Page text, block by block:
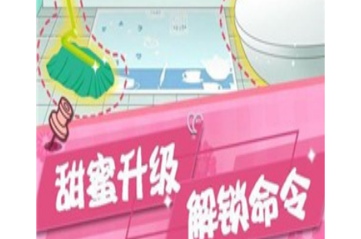
1、很多的秘密藏在各种不同的场景中的，所有的玩法将可以
给玩家带来欢乐。
2、在这里有很多的欢乐感受都是不同的，所有的玩家将可以
通过自己的方式来进行游戏。
3、这款游戏中的各种精美的游戏画面是丰富的，各种场景中
的画面也非常的精彩。
【幻梦人生征程游戏攻略】
1、梦幻般的神奇世界有着你从未见过的热血战斗等待你去开
启，在这里战斗让自己成长起来；